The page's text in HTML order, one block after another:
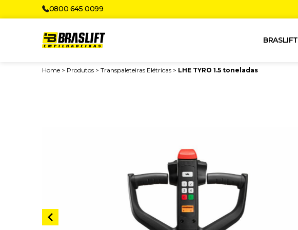
0800 645 0099
BRASLIFT
Home > Produtos > Transpaleteiras Elétricas > LHE TYRO 1.5 toneladas